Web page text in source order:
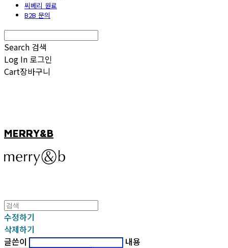
씨베리 원료
B2B 문의
Search 검색
Log In 로그인
Cart장바구니
MERRY&B
수정하기
삭제하기
글쓴이
내용